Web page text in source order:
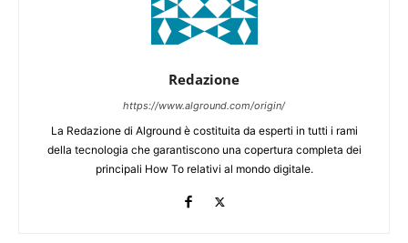
Redazione
https://www.alground.com/origin/
La Redazione di Alground è costituita da esperti in tutti i rami
della tecnologia che garantiscono una copertura completa dei
principali How To relativi al mondo digitale.